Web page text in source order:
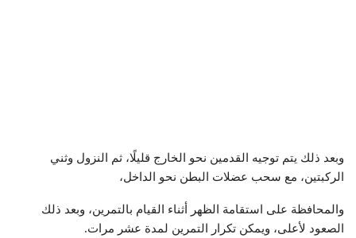
وبعد ذلك يتم توجيه القدمين نحو الخارج قليلًا، ثم النزول وثني
الركبتين، مع سحب عضلات البطن نحو الداخل،
والمحافظة على استقامة الظهر أثناء القيام بالتمرين، وبعد ذلك
الصعود لأعلى، ويمكن تكرار التمرين لمدة عشر مرات.